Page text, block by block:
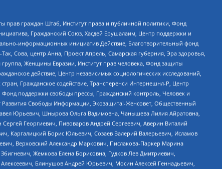
прав граждан Штаб, Институт права и публичной политики, Фонд
Гражданский Союз, Хасдей Ерушалаим, Центр поддержки и
информационных инициатив Действие, Благотворительный фонд
Сова, центр Анна, Проект Апрель, Самарская губерния, Эра здоровья,
Женщины Евразии, Институт прав человека, Фонд защиты
действие, Центр независимых социологических исследований,
Гражданское содействие, Трансперенси Интернешнл-Р, Центр
поддержки свободы прессы, Гражданский контроль, Человек и
Свободы Информации, Экозащита!-Женсовет, Общественный
Юрьевич, Шнырова Ольга Вадимовна, Чанышева Лилия Айратовна,
Георгиевич, Пивоваров Андрей Сергеевич, Аверин Виталий
Каргалицкий Борис Юльевич, Созаев Валерий Валерьевич, Исламов
Верховский Александр Маркович, Пислакова-Паркер Марина
Жемкова Елена Борисовна, Гудков Лев Дмитриевич,
Блинушов Андрей Юрьевич, Мосин Алексей Геннадьевич,